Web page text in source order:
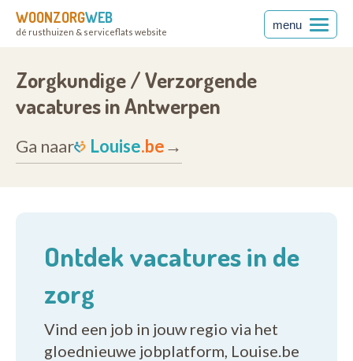
WOONZORGWEB
dé rusthuizen & serviceflats website
menu
Zorgkundige / Verzorgende
vacatures in Antwerpen
Ga naar Louise.be→
Ontdek vacatures in de
zorg
Vind een job in jouw regio via het
gloednieuwe jobplatform, Louise.be